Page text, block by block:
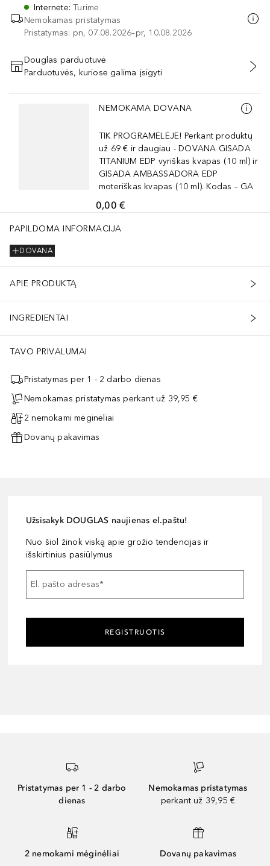
Internete:Turime
Nemokamas pristatymas
Pristatymas: pn, 07.08.2026–pr, 10.08.2026
PRIDĖTI Į KREPŠELĮ
Douglas parduotuvė
Parduotuvės, kuriose galima įsigyti
Praleisti slankiklį
NEMOKAMA DOVANA
TIK PROGRAMĖLĖJE! Perkant produktų
už 69 € ir daugiau - DOVANA GISADA
TITANIUM EDP vyriškas kvapas (10 ml) ir
GISADA AMBASSADORA EDP
moteriškas kvapas (10 ml). Kodas – GA
0,00 €
PAPILDOMA INFORMACIJA
DOVANA
APIE PRODUKTĄ
INGREDIENTAI
TAVO PRIVALUMAI
Pristatymas per 1 - 2 darbo dienas
Nemokamas pristatymas perkant už 39,95 €
2 nemokami mėginėliai
Dovanų pakavimas
Užsisakyk DOUGLAS naujienas el.paštu!
Nuo šiol žinok viską apie grožio tendencijas ir
išskirtinius pasiūlymus
El. pašto adresas*
REGISTRUOTIS
Pristatymas per 1 - 2 darbo
dienas
Nemokamas pristatymas
perkant už 39,95 €
2 nemokami mėginėliai Dovanų pakavimas